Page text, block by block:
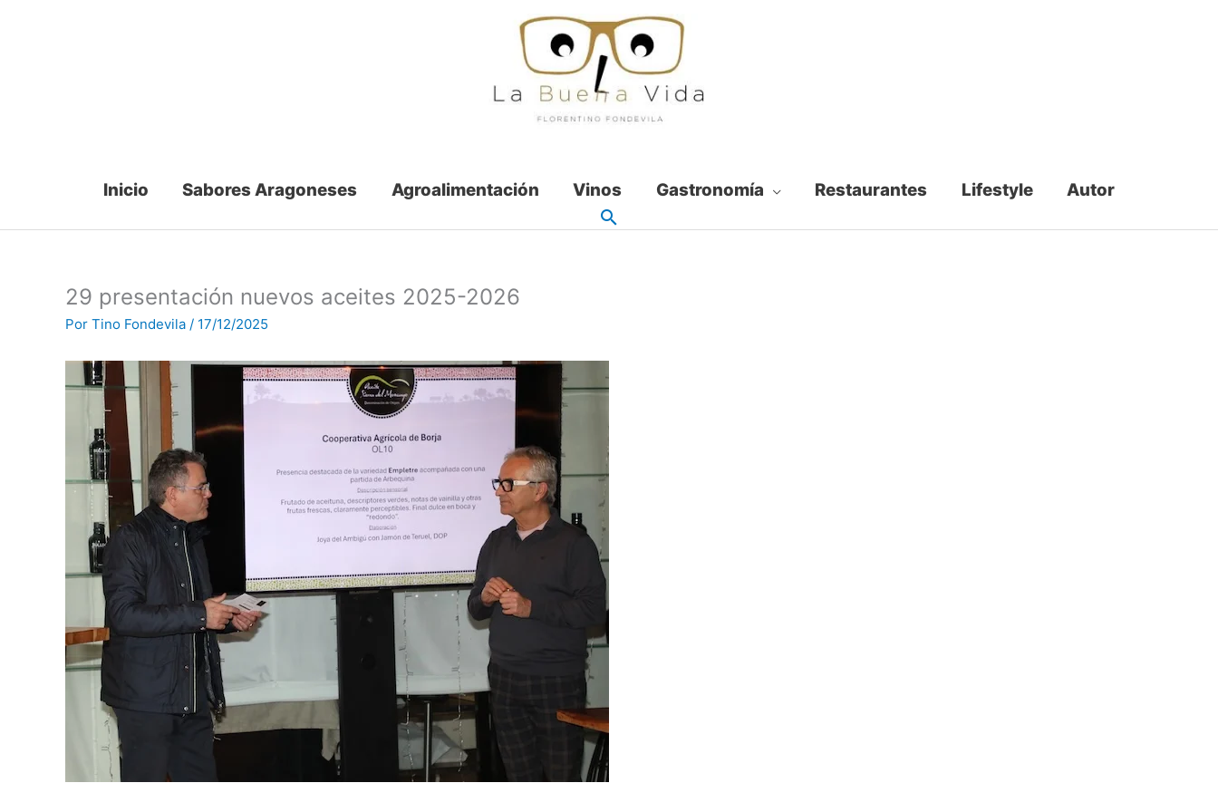
Inicio Sabores Aragoneses Agroalimentación Vinos Gastronomía Restaurantes Lifestyle Autor
29 presentación nuevos aceites 2025-2026
Por Tino Fondevila / 17/12/2025